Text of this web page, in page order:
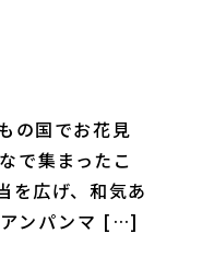
の国でお花見
で集まったこ
広げ、和気あ
ンパンマ […]